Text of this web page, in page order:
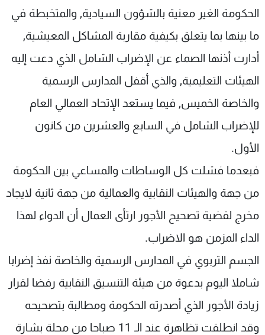
الحكومة الغير معنية بالشؤون السيادية, والمتخبطة في
ما بينها بما يتعلق بكيفية مقاربة المشاكل المعيشية,
أدارت أذنها الصماء عن الإضراب الشامل الذي دعت إليه
الهيئات التعليمية, والذي أقفل المدارس الرسمية
والخاصة الخميس, فيما يستعد الإتحاد العمالي العام
للإضراب الشامل في السابع والعشرين من كانون
الأول.
فبعدما فشلت كل الوساطات والمساعي بين الحكومة
من جهة والهيئات النقابية والعمالية من جهة ثانية لايجاد
مخرج لقضية تصحيح الأجور ارتأى العمال أن الدواء لهذا
الداء المزمن هو الاضراب.
الجسم التربوي في المدارس الرسمية والخاصة نفذ إضرابا
شاملا اليوم بدعوة من هيئة التنسيق النقابية رفضا لقرار
زيادة الأجور الذي أصدرته الحكومة ومطالبة بتصحيحه
وقد انطلقت تظاهرة عند الـ 11 صباحا من محلة بشارة
عن MTV
لاعلاناتكم
وظائف
شروط الإسـتخدام